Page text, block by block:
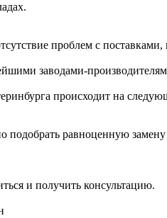
проблем с поставками,
заводами-
происходит на
равноценную
и получить консультацию.